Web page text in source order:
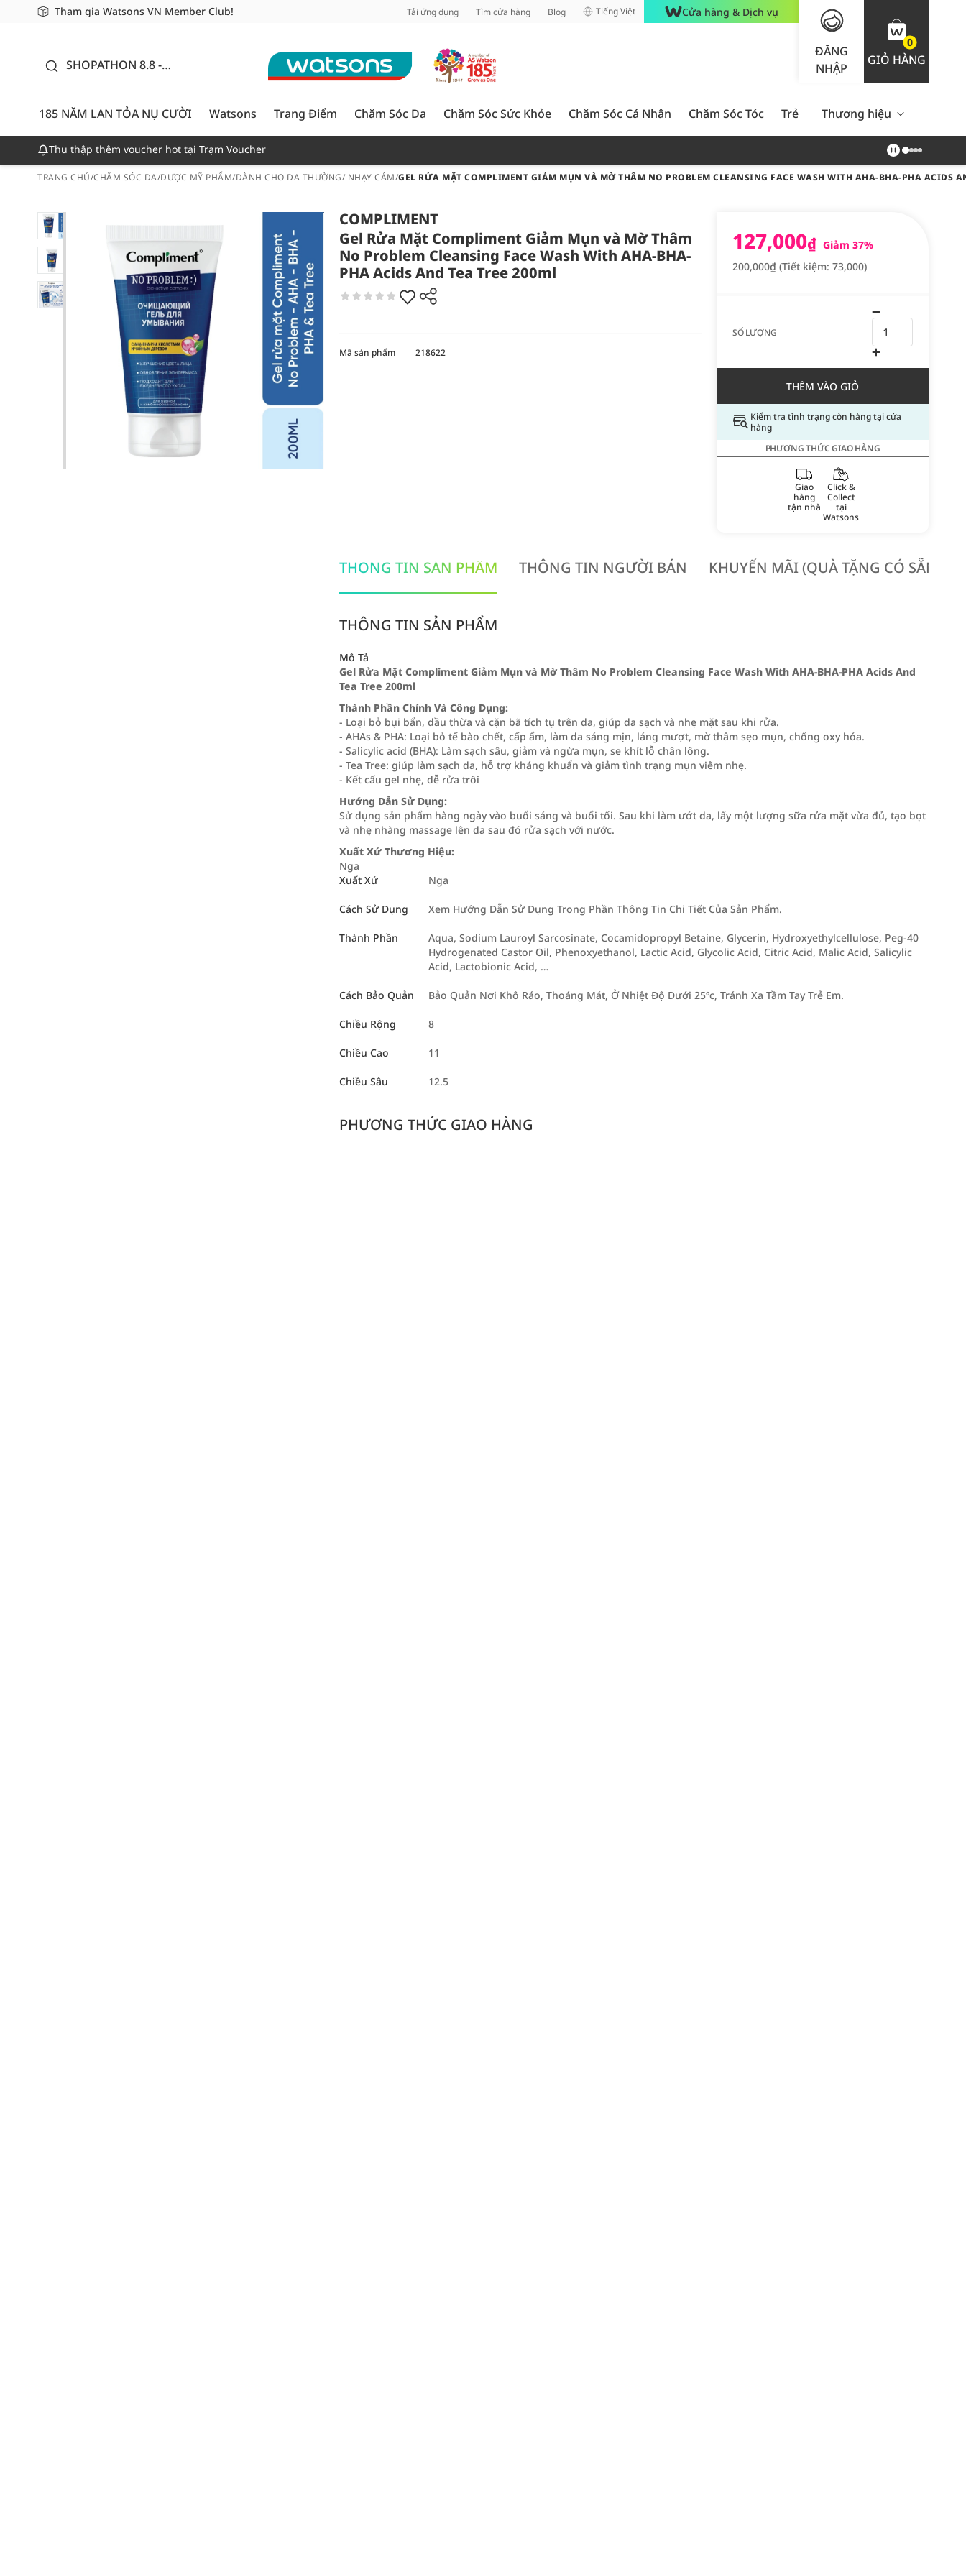
Tham gia Watsons VN Member Club!
Miễn phí giao hàng cho đơn hàng từ 249,000Đ
Giao hàng nhanh 24h - Áp dụng khu vực TP. Hồ Chí Minh Tải ứng dụng Tìm cửa hàng Blog Tiếng Việt Cửa hàng & Dịch vụ
ĐĂNG
NHẬP
0
GIỎ HÀNG
SHOPATHON 8.8 -
CƯỜI - GIẢM ĐẾN
50%
185 NĂM LAN TỎA NỤ CƯỜI
Watsons Trang Điểm Chăm Sóc Da Chăm Sóc Sức Khỏe Chăm Sóc Cá Nhân Chăm Sóc Tóc Trẻ Em Nam Giới Chăm Sóc
Thương hiệu
Thu thập thêm voucher hot tại Trạm Voucher
TRANG CHỦ/CHĂM SÓC DA/DƯỢC MỸ PHẨM/DÀNH CHO DA THƯỜNG/ NHẠY CẢM/GEL RỬA MẶT COMPLIMENT GIẢM MỤN VÀ MỜ THÂM NO PROBLEM CLEANSING FACE WASH WITH AHA-BHA-PHA ACIDS
COMPLIMENT
Gel Rửa Mặt Compliment Giảm Mụn và Mờ Thâm
No Problem Cleansing Face Wash With AHA-BHA-
PHA Acids And Tea Tree 200ml
127,000₫ Giảm 37%
200,000₫(Tiết kiệm: 73,000)
SỐ LƯỢNG
THÊM VÀO GIỎ
Kiểm tra tình trạng còn hàng tại cửa
hàng
PHƯƠNG THỨC GIAO HÀNG
Giao
hàng
tận nhà
Click &
Collect
tại
Watsons
Mã sản phẩm 218622
THÔNG TIN SẢN PHẨM THÔNG TIN NGƯỜI BÁN KHUYẾN MÃI (QUÀ TẶNG CÓ SẴN
THÔNG TIN SẢN PHẨM
Mô Tả
Gel Rửa Mặt Compliment Giảm Mụn và Mờ Thâm No Problem Cleansing Face Wash With AHA-BHA-PHA Acids And
Tea Tree 200ml
Thành Phần Chính Và Công Dụng:
- Loại bỏ bụi bẩn, dầu thừa và cặn bã tích tụ trên da, giúp da sạch và nhẹ mặt sau khi rửa.
- AHAs & PHA: Loại bỏ tế bào chết, cấp ẩm, làm da sáng mịn, láng mượt, mờ thâm sẹo mụn, chống oxy hóa.
- Salicylic acid (BHA): Làm sạch sâu, giảm và ngừa mụn, se khít lỗ chân lông.
- Tea Tree: giúp làm sạch da, hỗ trợ kháng khuẩn và giảm tình trạng mụn viêm nhẹ.
- Kết cấu gel nhẹ, dễ rửa trôi
Hướng Dẫn Sử Dụng:
Sử dụng sản phẩm hàng ngày vào buổi sáng và buổi tối. Sau khi làm ướt da, lấy một lượng sữa rửa mặt vừa đủ, tạo bọt
và nhẹ nhàng massage lên da sau đó rửa sạch với nước.
Xuất Xứ Thương Hiệu:
Nga
Xuất Xứ
Nga
Cách Sử Dụng Xem Hướng Dẫn Sử Dụng Trong Phần Thông Tin Chi Tiết Của Sản Phẩm.
Thành Phần
Aqua, Sodium Lauroyl Sarcosinate, Cocamidopropyl Betaine, Glycerin, Hydroxyethylcellulose, Peg-40
Hydrogenated Castor Oil, Phenoxyethanol, Lactic Acid, Glycolic Acid, Citric Acid, Malic Acid, Salicylic
Acid, Lactobionic Acid, …
Cách Bảo Quản Bảo Quản Nơi Khô Ráo, Thoáng Mát, Ở Nhiệt Độ Dưới 25ºc, Tránh Xa Tầm Tay Trẻ Em.
Chiều Rộng 8
Chiều Cao 11
Chiều Sâu 12.5
PHƯƠNG THỨC GIAO HÀNG